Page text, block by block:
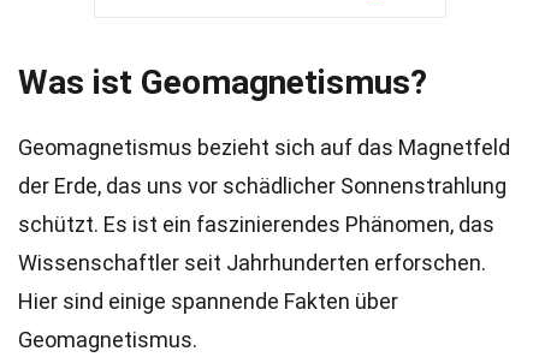
Was ist Geomagnetismus?
Geomagnetismus bezieht sich auf das Magnetfeld
der Erde, das uns vor schädlicher Sonnenstrahlung
schützt. Es ist ein faszinierendes Phänomen, das
Wissenschaftler seit Jahrhunderten erforschen.
Hier sind einige spannende Fakten über
Geomagnetismus.